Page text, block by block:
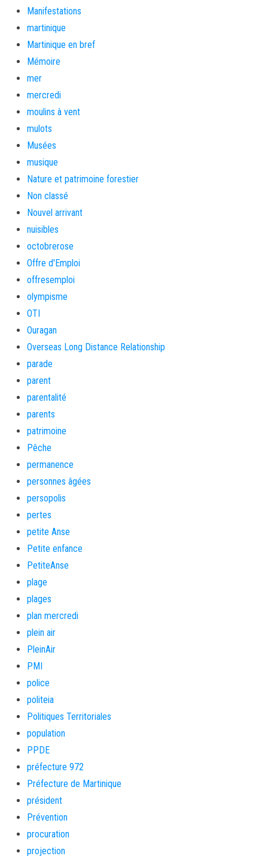
Manifestations
martinique
Martinique en bref
Mémoire
mer
mercredi
moulins à vent
mulots
Musées
musique
Nature et patrimoine forestier
Non classé
Nouvel arrivant
nuisibles
octobrerose
Offre d'Emploi
offresemploi
olympisme
OTI
Ouragan
Overseas Long Distance Relationship
parade
parent
parentalité
parents
patrimoine
Pêche
permanence
personnes âgées
persopolis
pertes
petite Anse
Petite enfance
PetiteAnse
plage
plages
plan mercredi
plein air
PleinAir
PMI
police
politeia
Politiques Territoriales
population
PPDE
préfecture 972
Préfecture de Martinique
président
Prévention
procuration
projection